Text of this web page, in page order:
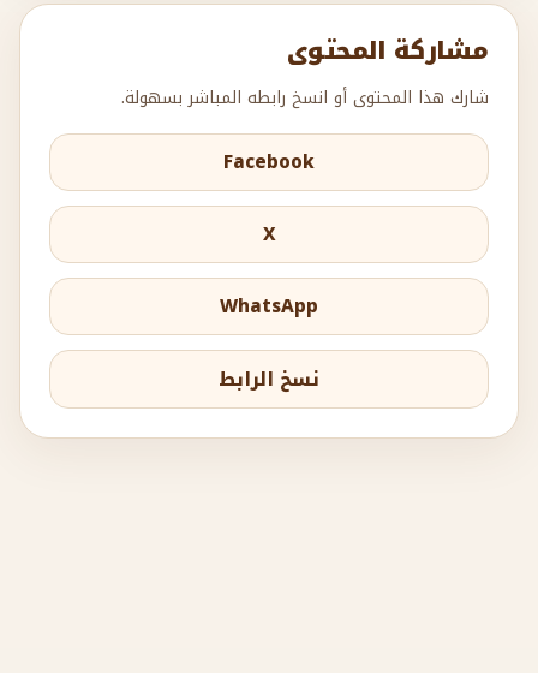
مشاركة المحتوى
شارك هذا المحتوى أو انسخ رابطه المباشر بسهولة.
Facebook
X
WhatsApp
نسخ الرابط